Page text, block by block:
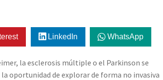
LinkedIn WhatsApp
la esclerosis múltiple o el Parkinson se
oportunidad de explorar de forma no invasiva